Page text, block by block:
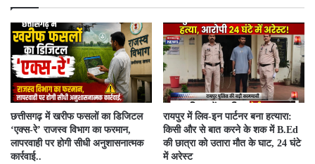
​छत्तीसगढ़ में खरीफ फसलों का डिजिटल
‘एक्स-रे’ राजस्व विभाग का फरमान,
लापरवाही पर होगी सीधी अनुशासनात्मक
कार्रवाई..
रायपुर में लिव-इन पार्टनर बना हत्यारा:
किसी और से बात करने के शक में B.Ed
की छात्रा को उतारा मौत के घाट, 24 घंटे
में अरेस्ट